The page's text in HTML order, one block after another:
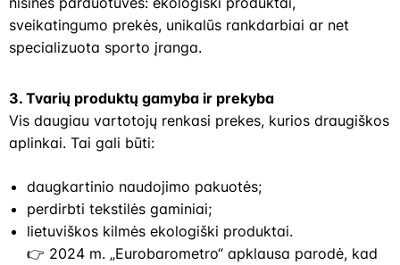
sveikatingumo prekės, unikalūs rankdarbiai ar net
specializuota sporto įranga.
3. Tvarių produktų gamyba ir prekyba
Vis daugiau vartotojų renkasi prekes, kurios draugiškos
aplinkai. Tai gali būti:
daugkartinio naudojimo pakuotės;
perdirbti tekstilės gaminiai;
lietuviškos kilmės ekologiški produktai.
👉 2024 m. „Eurobarometro“ apklausa parodė, kad